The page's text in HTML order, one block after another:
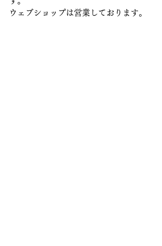
ウェブショップは営業しております。